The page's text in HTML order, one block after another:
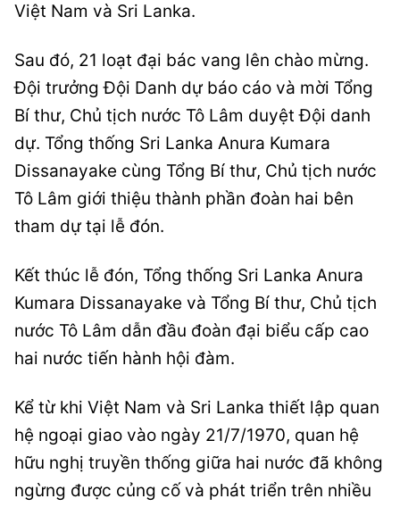
Việt Nam và Sri Lanka.
Sau đó, 21 loạt đại bác vang lên chào mừng.
Đội trưởng Đội Danh dự báo cáo và mời Tổng
Bí thư, Chủ tịch nước Tô Lâm duyệt Đội danh
dự. Tổng thống Sri Lanka Anura Kumara
Dissanayake cùng Tổng Bí thư, Chủ tịch nước
Tô Lâm giới thiệu thành phần đoàn hai bên
tham dự tại lễ đón.
Kết thúc lễ đón, Tổng thống Sri Lanka Anura
Kumara Dissanayake và Tổng Bí thư, Chủ tịch
nước Tô Lâm dẫn đầu đoàn đại biểu cấp cao
hai nước tiến hành hội đàm.
Kể từ khi Việt Nam và Sri Lanka thiết lập quan
hệ ngoại giao vào ngày 21/7/1970, quan hệ
hữu nghị truyền thống giữa hai nước đã không
ngừng được củng cố và phát triển trên nhiều